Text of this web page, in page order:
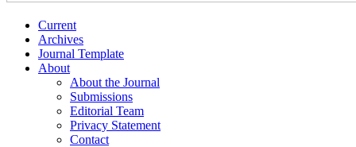
Current
Archives
Journal Template
About
About the Journal
Submissions
Editorial Team
Privacy Statement
Contact